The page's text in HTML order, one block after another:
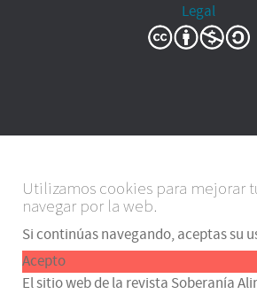
Legal
Utilizamos cookies para mejorar
navegar por la web.
Si continúas navegando, aceptas su
Acepto
El sitio web de la revista Soberanía